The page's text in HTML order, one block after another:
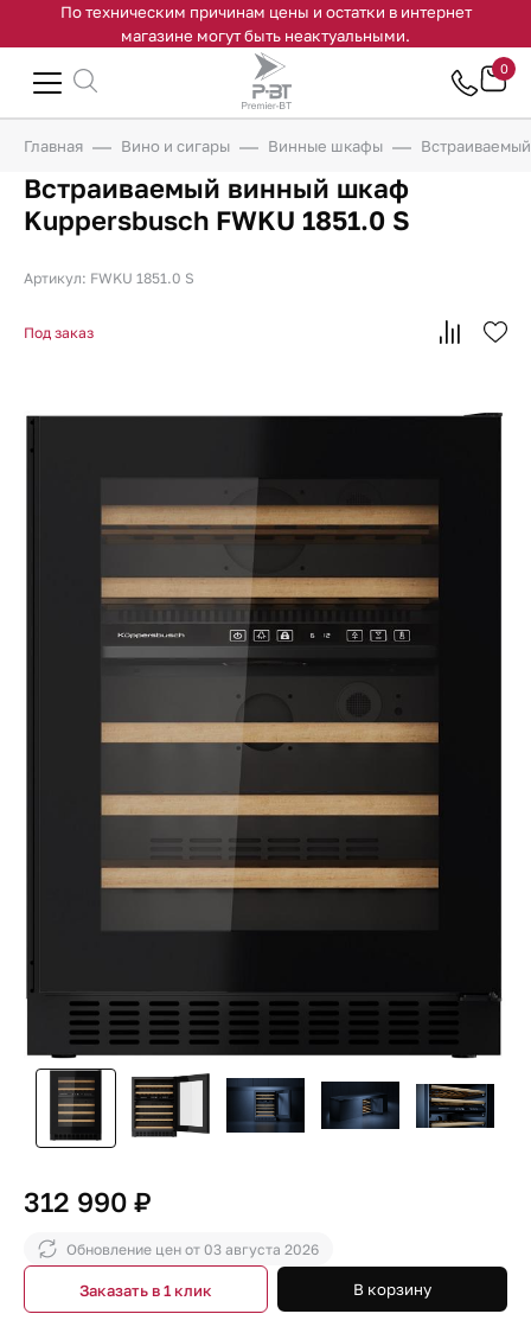
По техническим причинам цены и остатки в интернет
магазине могут быть неактуальными.
0
Главная Вино и сигары Винные шкафы
Встраиваемый винный шкаф
Kuppersbusch FWKU 1851.0 S
Артикул: FWKU 1851.0 S
Под заказ
312 990 ₽
Обновление цен от 03 августа 2026
В корзину
Заказать в 1 клик